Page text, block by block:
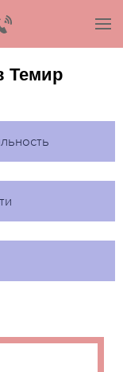
Темир